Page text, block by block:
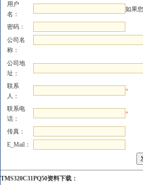
用户
名：
如果
密码：
公司名
称：
公司地
址：
联系
人：
*
联系电
话：
*
传真：
E_Mail：
TMS320C31PQ50资料下载：